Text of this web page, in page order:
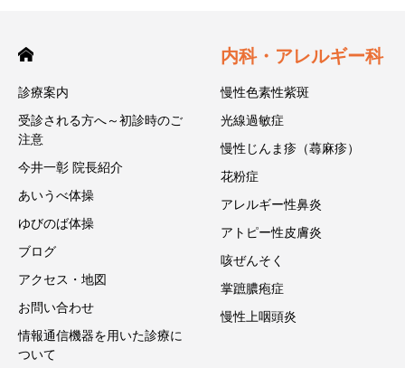
診療案内
受診される方へ～初診時のご
注意
今井一彰 院長紹介
あいうべ体操
ゆびのば体操
ブログ
アクセス・地図
お問い合わせ
情報通信機器を用いた診療に
ついて
内科・アレルギー科
慢性色素性紫斑
光線過敏症
慢性じんま疹（蕁麻疹）
花粉症
アレルギー性鼻炎
アトピー性皮膚炎
咳ぜんそく
掌蹠膿疱症
慢性上咽頭炎